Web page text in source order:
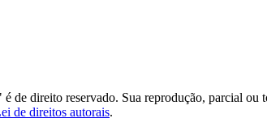
é de direito reservado. Sua reprodução, parcial ou
de direitos autorais.